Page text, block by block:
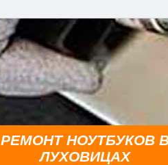
РЕМОНТ НОУТБУКОВ
ЛУХОВИЦАХ